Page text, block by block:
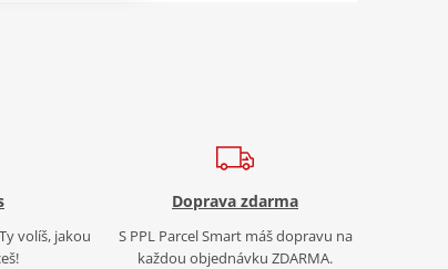
volíš, jakou
Doprava zdarma
S PPL Parcel Smart máš dopravu na
každou objednávku ZDARMA.